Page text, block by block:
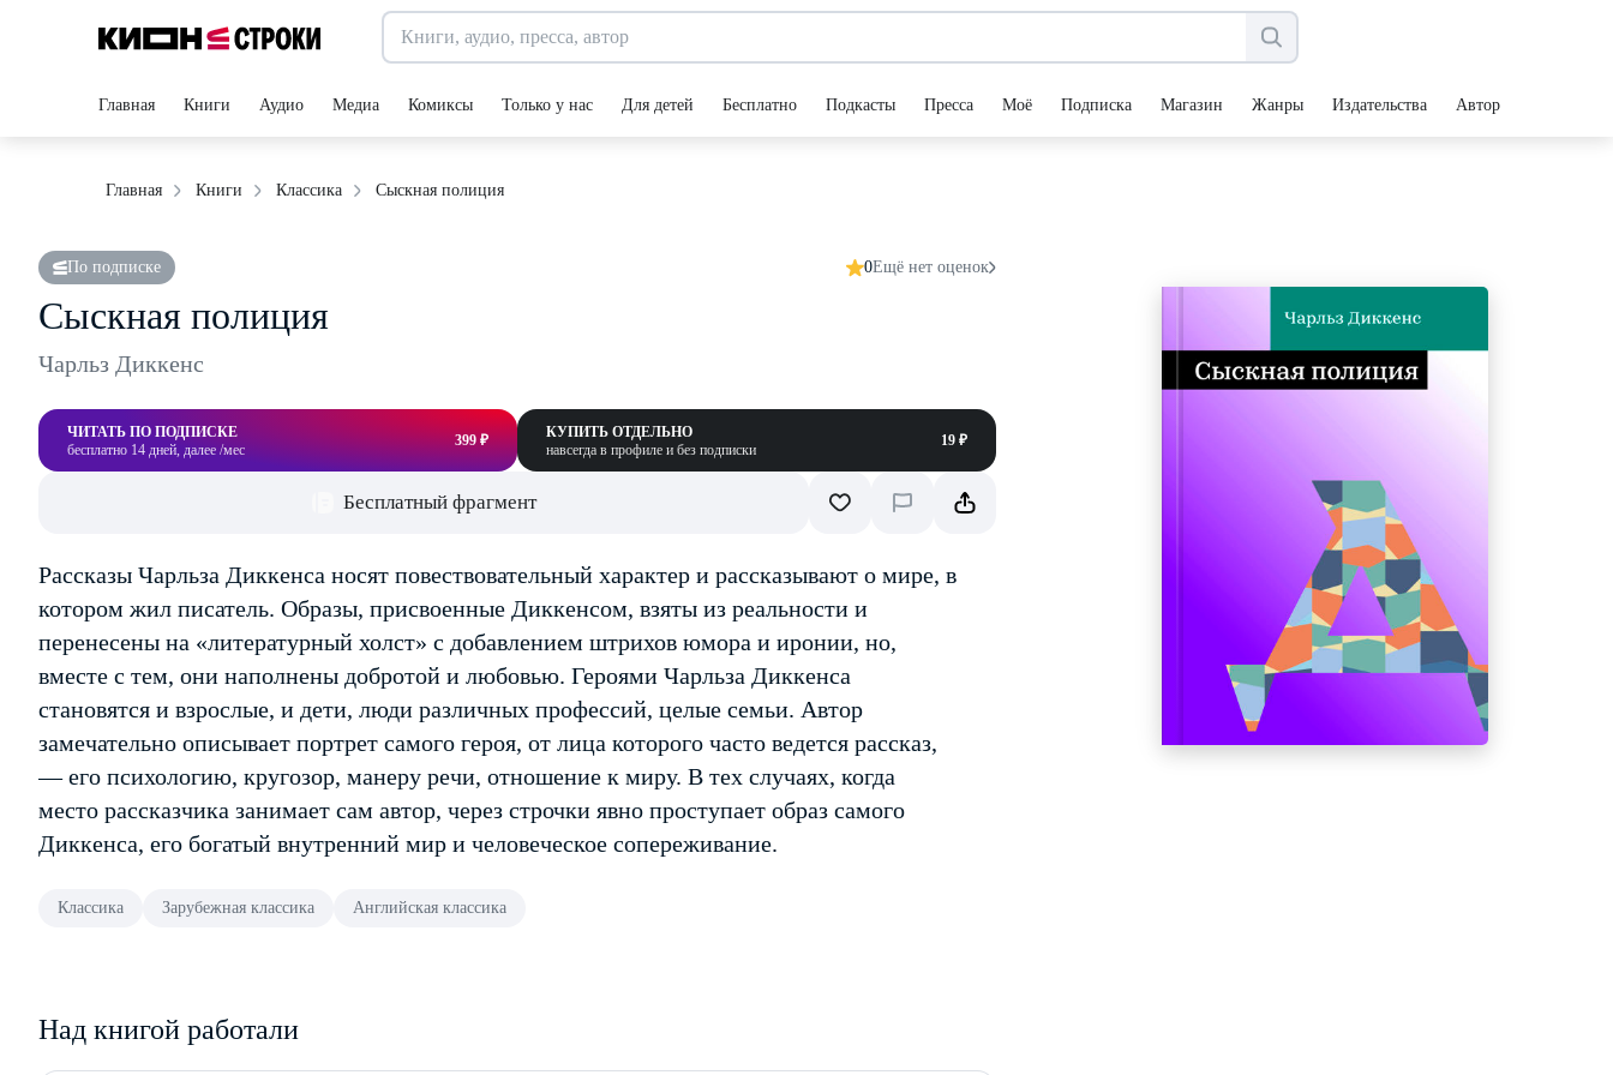
Главная Книги Аудио Медиа Комиксы Только у нас Для детей Бесплатно Подкасты Пресса Моё Подписка Магазин Жанры Издательства Авторы
Главная Книги Классика Сыскная полиция
По подписке 0Ещё нет оценок
Сыскная полиция
Чарльз Диккенс
ЧИТАТЬ ПО ПОДПИСКЕ
бесплатно 14 дней, далее /мес
399 ₽
КУПИТЬ ОТДЕЛЬНО
навсегда в профиле и без подписки
19 ₽
Бесплатный фрагмент
Рассказы Чарльза Диккенса носят повествовательный характер и рассказывают о мире, в
котором жил писатель. Образы, присвоенные Диккенсом, взяты из реальности и
перенесены на «литературный холст» с добавлением штрихов юмора и иронии, но,
вместе с тем, они наполнены добротой и любовью. Героями Чарльза Диккенса
становятся и взрослые, и дети, люди различных профессий, целые семьи. Автор
замечательно описывает портрет самого героя, от лица которого часто ведется рассказ,
— его психологию, кругозор, манеру речи, отношение к миру. В тех случаях, когда
место рассказчика занимает сам автор, через строчки явно проступает образ самого
Диккенса, его богатый внутренний мир и человеческое сопереживание.
Классика Зарубежная классика Английская классика
Над книгой работали